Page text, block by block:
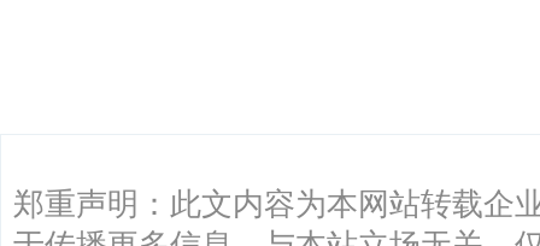
郑重声明：此文内容为本网站转载企